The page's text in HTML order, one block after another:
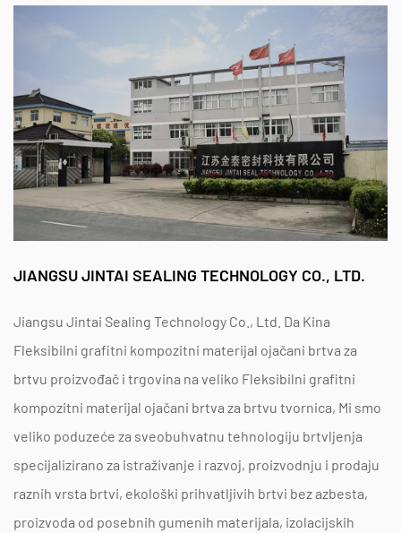
JIANGSU JINTAI SEALING TECHNOLOGY CO., LTD.
Jiangsu Jintai Sealing Technology Co., Ltd. Da Kina
Fleksibilni grafitni kompozitni materijal ojačani brtva za
brtvu proizvođač i trgovina na veliko Fleksibilni grafitni
kompozitni materijal ojačani brtva za brtvu tvornica, Mi smo
veliko poduzeće za sveobuhvatnu tehnologiju brtvljenja
specijalizirano za istraživanje i razvoj, proizvodnju i prodaju
raznih vrsta brtvi, ekološki prihvatljivih brtvi bez azbesta,
proizvoda od posebnih gumenih materijala, izolacijskih